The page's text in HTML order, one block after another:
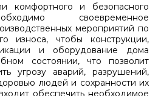
комфортного и безопасного
своевременное
мероприятий по
износа, чтобы конструкции,
и оборудование дома
состоянии, что позволит
угрозу аварий, разрушений,
людей и сохранности их
обеспечить необходимое